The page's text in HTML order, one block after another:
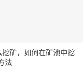
挖矿，如何在矿池中挖
法